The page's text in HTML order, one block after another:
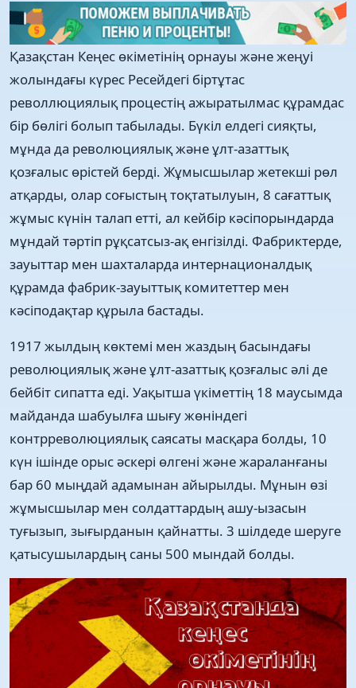
Қазақстан Кеңес өкіметінің орнауы және жеңуі
жолындағы күрес Ресейдегі біртұтас
револлюциялық процестің ажыратылмас құрамдас
бір бөлігі болып табылады. Бүкіл елдегі сияқты,
мұнда да революциялық және ұлт-азаттық
қозғалыс өрістей берді. Жұмысшылар жетекші рөл
атқарды, олар соғыстың тоқтатылуын, 8 сағаттық
жұмыс күнін талап етті, ал кейбір кәсіпорындарда
мұндай тәртіп рұқсатсыз-ақ енгізілді. Фабриктерде,
зауыттар мен шахталарда интернационалдық
құрамда фабрик-зауыттық комитеттер мен
кәсіподақтар құрыла бастады.
1917 жылдың көктемі мен жаздың басындағы
революциялық және ұлт-азаттық қозғалыс әлі де
бейбіт сипатта еді. Уақытша үкіметтің 18 маусымда
майданда шабуылға шығу жөніндегі
контрреволюциялық саясаты масқара болды, 10
күн ішінде орыс әскері өлгені және жараланғаны
бар 60 мыңдай адамынан айырылды. Мұнын өзі
жұмысшылар мен солдаттардың ашу-ызасын
туғызып, зығырданын қайнатты. 3 шілдеде шеруге
қатысушылардың саны 500 мындай болды.